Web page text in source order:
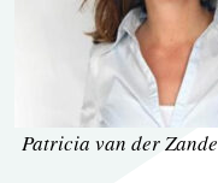
Patricia van der Zande